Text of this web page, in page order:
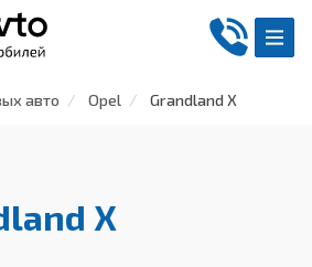
авто Opel Grandland X
X